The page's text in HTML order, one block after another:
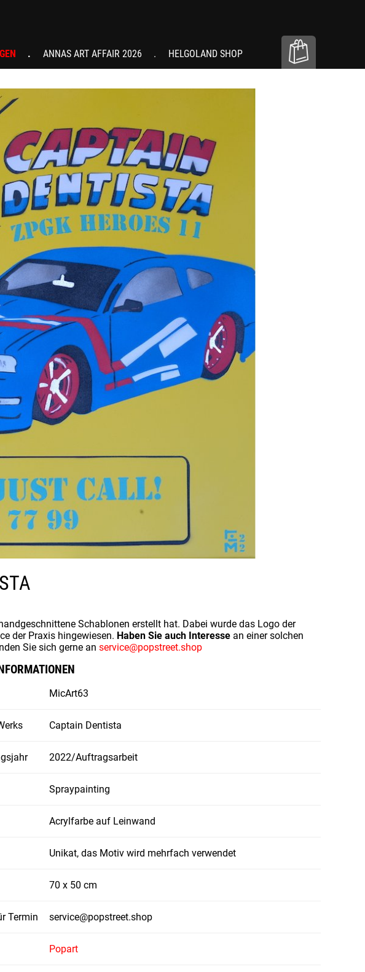
ANNAS ART AFFAIR 2026 HELGOLAND SHOP
Schablonen erstellt hat. Dabei wurde das Logo der
der Praxis hingewiesen. Haben Sie auch Interessean einer solchen
Sie sich gerne an service@popstreet.shop
MicArt63
Captain Dentista
2022/Auftragsarbeit
Spraypainting
Acrylfarbe auf Leinwand
Unikat, das Motiv wird mehrfach verwendet
70 x 50 cm
Termin service@popstreet.shop
Popart